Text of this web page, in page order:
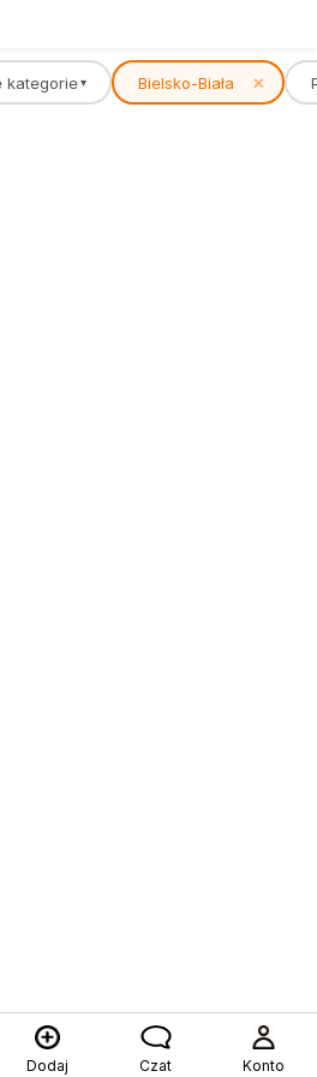
kategorie ▾ Bielsko-Biała ✕
Dodaj Czat Konto